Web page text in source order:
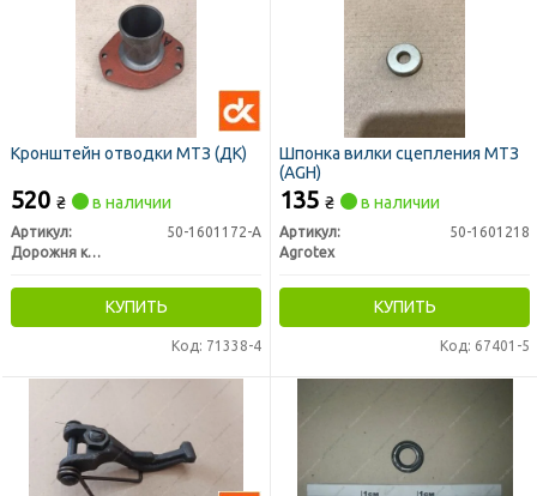
Кронштейн отводки МТЗ (ДК)
520 ₴ в наличии
Артикул:
50-1601172-А
Дорожня карта
КУПИТЬ
Код: 71338-4
Шпонка вилки сцепления МТЗ
(AGH)
135 ₴ в наличии
Артикул:
50-1601218
Agrotex
КУПИТЬ
Код: 67401-5